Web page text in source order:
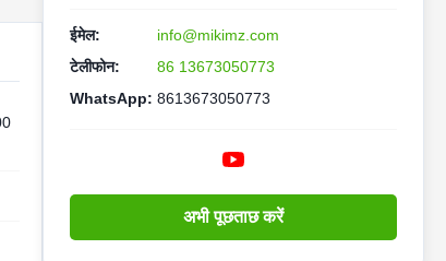
ईमेल:
info@mikimz.com
टेलीफोन:
86 13673050773
WhatsApp: 8613673050773
अभी पूछताछ करें